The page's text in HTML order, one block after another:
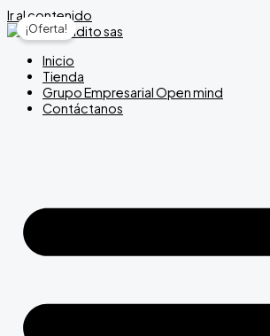
Ir al contenido
Inicio
Tienda
Grupo Empresarial Open mind
Contáctanos
¡Oferta!